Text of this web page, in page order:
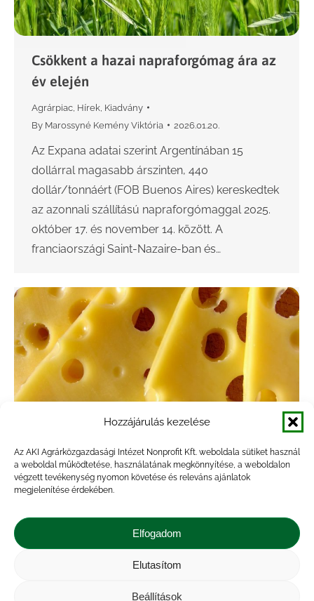
Hozzájárulás kezelése
Az AKI Agrárközgazdasági Intézet Nonprofit Kft. weboldala sütiket használ
a weboldal működtetése, használatának megkönnyítése, a weboldalon
végzett tevékenység nyomon követése és releváns ajánlatok
megjelenítése érdekében.
Elfogadom
Elutasítom
Beállítások
Csökkent a hazai napraforgómag ára az
év elején
Agrárpiac Hírek Kiadvány
By Marossyné Kemény Viktória 2026.01.20.
Az Expana adatai szerint Argentínában 15
dollárral magasabb árszinten, 440
dollár/tonnáért (FOB Buenos Aires) kereskedtek
az azonnali szállítású napraforgómaggal 2025.
október 17. és november 14. között. A
franciaországi Saint-Nazaire-ban és…
Mérséklődött a nyerstej ára
decemberben
Agrárpiac,Hírek,Kiadvány
Marossyné Kemény Viktória 2026.01.20.
A nyerstej termelői ára nemzeti valutában